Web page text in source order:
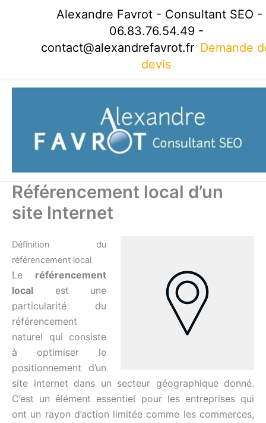
Référencement local d’un
site Internet
Définition du
référencement local
Le référencement
local est une
particularité du
référencement
naturel qui consiste
à optimiser le
positionnement d’un
site internet dans un secteur géographique donné.
C’est un élément essentiel pour les entreprises qui
ont un rayon d’action limitée comme les commerces,
Alexandre Favrot - Consultant SEO -
06.83.76.54.49 -
contact@alexandrefavrot.fr Demande
devis